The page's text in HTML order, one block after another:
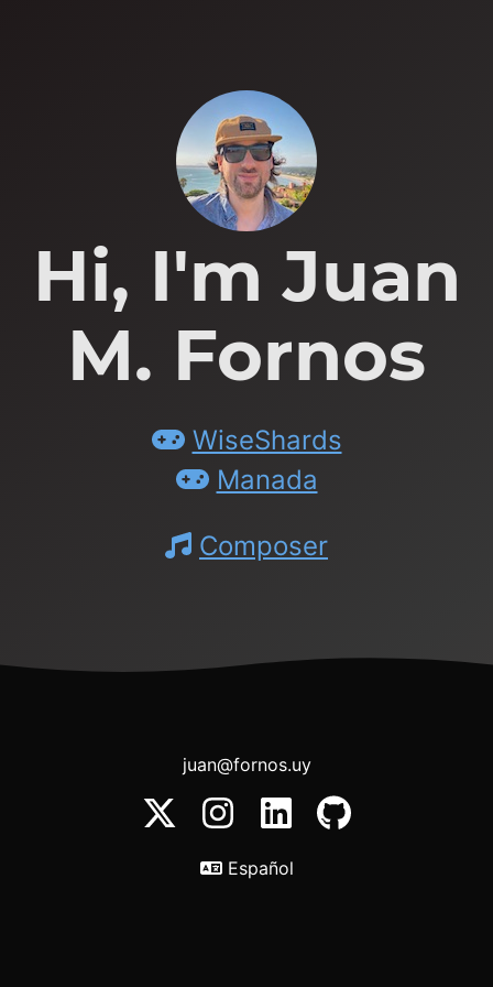
Hi, I'm Juan
M. Fornos
WiseShards
Manada
Composer
juan@fornos.uy
Español